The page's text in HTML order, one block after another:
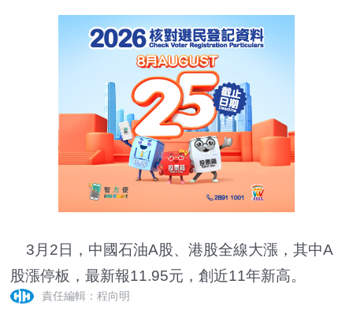
3月2日，中國石油A股、港股全線大漲，其中A
股漲停板，最新報11.95元，創近11年新高。
責任編輯：程向明